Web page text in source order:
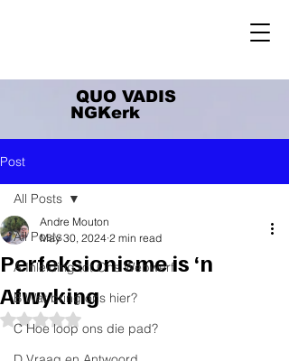
QUO VADIS
NGKerk
Post
All Posts
A Inleiding tot Ons Webwerf
B Wat bring ons hier?
C Hoe loop ons die pad?
All Posts
Perfeksionisme is ‘n
Afwyking
Andre Mouton
May 30, 2024 2 min read
Rated NaN out of 5 stars.